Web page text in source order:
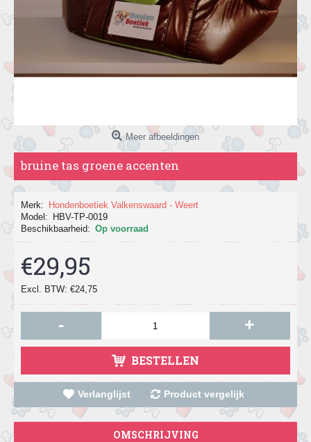
Meer afbeeldingen
bruine tas groene accenten
Merk:
Hondenboetiek Valkenswaard - Weert
Model:
HBV-TP-0019
Beschikbaarheid: Op voorraad
€29,95
Excl. BTW: €24,75
- +
BESTELLEN
Verlanglijst Product vergelijk
OMSCHRIJVING